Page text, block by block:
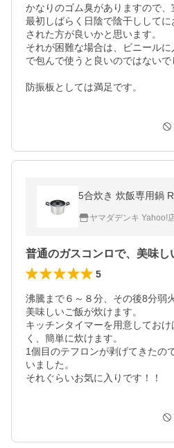
かなりのゴム臭がありますので、
最初しばらく日陰で陰干しして
された方が良いかと思います。
それが困難な場合は、ビニール
で包んで使うと良いのではないで
防振板としては満足です。
5
ヤマダデンキ Yahoo!
普通のガスコンロで、美味し
5
沸騰まで６～８分、その後8分弱
美味しいご飯が炊けます。
キッチンタイマーを用意してお
く、簡単に炊けます。
1個目のテフロンが剥げてきたの
いました。
それぐらいお気に入りです！！